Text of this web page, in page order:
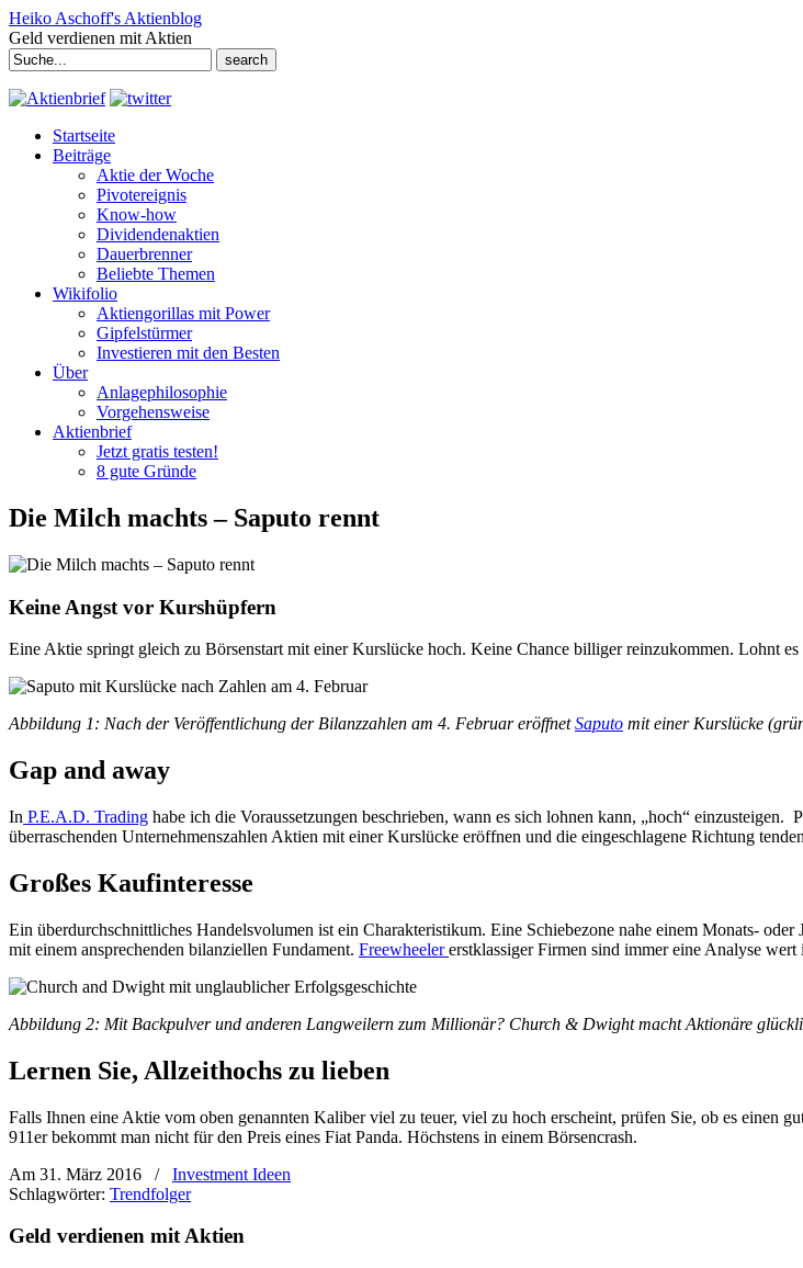
Heiko Aschoff's Aktienblog
Geld verdienen mit Aktien
Search
for:
Startseite
Beiträge
Aktie der Woche
Pivotereignis
Know-how
Dividendenaktien
Dauerbrenner
Beliebte Themen
Wikifolio
Aktiengorillas mit Power
Gipfelstürmer
Investieren mit den Besten
Über
Anlagephilosophie
Vorgehensweise
Aktienbrief
Jetzt gratis testen!
8 gute Gründe
Die Milch machts – Saputo rennt
Keine Angst vor Kurshüpfern
Eine Aktie springt gleich zu Börsenstart mit einer Kurslücke hoch. Keine Chance billiger reinzukommen. Lohnt
Abbildung 1: Nach der Veröffentlichung der Bilanzzahlen am 4. Februar eröffnetSaputo mit einer Kurslücke
Gap and away
In P.E.A.D. Trading habe ich die Voraussetzungen beschrieben, wann es sich lohnen kann, „hoch“ einzusteigen.
überraschenden Unternehmenszahlen Aktien mit einer Kurslücke eröffnen und die eingeschlagene Richtung
Großes Kaufinteresse
Ein überdurchschnittliches Handelsvolumen ist ein Charakteristikum. Eine Schiebezone nahe einem Monats-
mit einem ansprechenden bilanziellen Fundament. Freewheelererstklassiger Firmen sind immer eine Analyse
Abbildung 2: Mit Backpulver und anderen Langweilern zum Millionär? Church & Dwight macht Aktionäre
Lernen Sie, Allzeithochs zu lieben
Falls Ihnen eine Aktie vom oben genannten Kaliber viel zu teuer, viel zu hoch erscheint, prüfen Sie, ob es einen
911er bekommt man nicht für den Preis eines Fiat Panda. Höchstens in einem Börsencrash.
Am 31. März 2016
/
Investment Ideen
Schlagwörter: Trendfolger
Geld verdienen mit Aktien